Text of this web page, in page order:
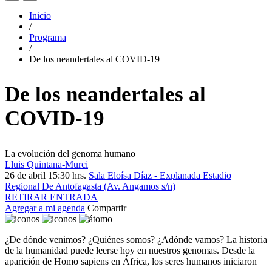
Inicio
/
Programa
/
De los neandertales al COVID-19
De los neandertales al
COVID-19
La evolución del genoma humano
Lluis Quintana-Murci
26 de abril 15:30 hrs. Sala Eloísa Díaz - Explanada Estadio
Regional De Antofagasta (Av. Angamos s/n)
RETIRAR ENTRADA
Agregar a mi agenda Compartir
¿De dónde venimos? ¿Quiénes somos? ¿Adónde vamos? La historia
de la humanidad puede leerse hoy en nuestros genomas. Desde la
aparición de Homo sapiens en África, los seres humanos iniciaron